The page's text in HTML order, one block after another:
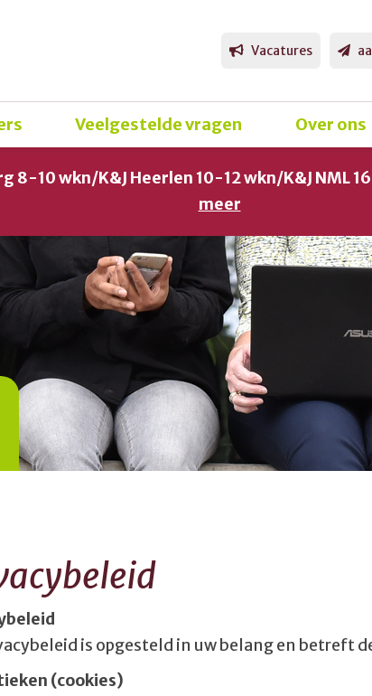
Vacatures
Veelgestelde vragen Over ons
8-10 wkn/K&J Heerlen 10-12 wkn/K&J NML
meer
is opgesteld in uw belang en betreft
(cookies)